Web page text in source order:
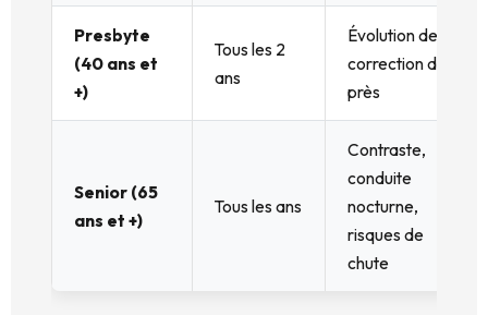
Presbyte
(40 ans et
+)
Tous les 2
ans
Évolution de la
correction de
près
Senior (65
ans et +)
Tous les ans
Contraste,
conduite
nocturne,
risques de
chute